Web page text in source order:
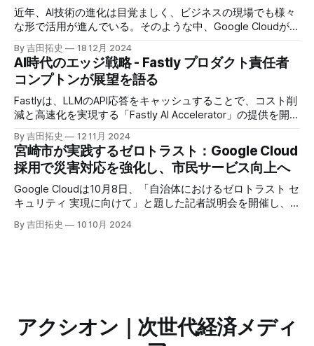
近年、AI技術の進化は目覚ましく、ビジネスの現場でも様々
な形で活用が進んでいる。そのような中、Google Cloudが新
たに発表したGoogle Agentspaceは、いま注目を集めるAIエ
ージェントがエンタープライズITを大きく変革する予兆と言
えるだろう。
By 吉田拓史 18 12月 2024
AI時代のエッジ戦略 - Fastly プロダクト責任者
コンプトンが展望を語る
Fastlyは、LLMのAPI応答をキャッシュすることで、コスト削
減と高速化を実現する「Fastly AI Accelerator」の提供を開始
した。キップ・コンプトン最高プロダクト責任者（CPO）
は、類似した質問への応答を再利用し、効率的な処理を可能
にすると説明した。さらに、コンプトンは、エッジコンピュ
ーティングの利点を活かしたパーソナライズや、エッジにお
けるGPUの経済性、セキュリティへの取り組みなど、Fastly
のAI戦略について語った。
By 吉田拓史 12 11月 2024
宮崎市が実践するゼロトラスト：Google Cloud
採用で災害対応を強化し、市民サービス向上へ
Google Cloudは10月8日、「自治体におけるゼロトラスト セ
キュリティ 実現に向けて」と題した記者説明会を開催し、
自治体向けにゼロトラストセキュリティ導入を支援するプロ
グラムを発表した。宮崎市の事例では、Google Workspace
By 吉田拓史 10 10月 2024
アクシオン｜次世代経済メディ